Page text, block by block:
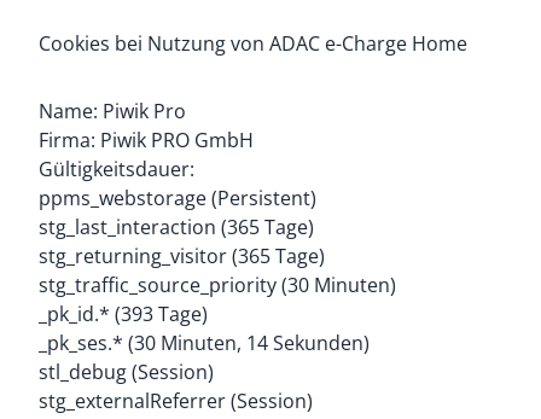
Cookies bei Nutzung von ADAC e-Charge Home
Name: Piwik Pro
Firma: Piwik PRO GmbH
Gültigkeitsdauer:
ppms_webstorage (Persistent)
stg_last_interaction (365 Tage)
stg_returning_visitor (365 Tage)
stg_traffic_source_priority (30 Minuten)
_pk_id.* (393 Tage)
_pk_ses.* (30 Minuten, 14 Sekunden)
stl_debug (Session)
stg_externalReferrer (Session)